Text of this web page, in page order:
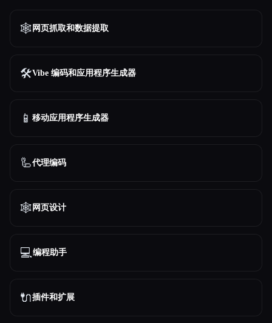
🕸️ 网页抓取和数据提取
🛠️Vibe 编码和应用程序生成器
📱 移动应用程序生成器
🦾代理编码
🕸 网页设计
💻编程助手
🔌插件和扩展